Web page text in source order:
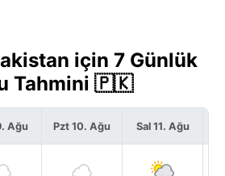
için 7 Günlük
Tahmini 🇵🇰
Ağu Pzt 10. Ağu Sal 11. Ağu